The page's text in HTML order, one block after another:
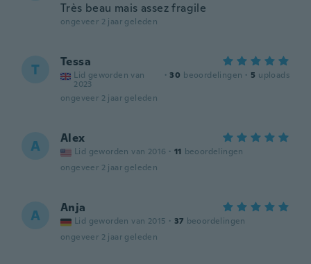
Très beau mais assez fragile
ongeveer 2 jaar geleden
T Tessa
Lid geworden van
2023
· 30 beoordelingen · 5 uploads
ongeveer 2 jaar geleden
A Alex
Lid geworden van 2016 · 11 beoordelingen
ongeveer 2 jaar geleden
A Anja
Lid geworden van 2015 · 37 beoordelingen
ongeveer 2 jaar geleden